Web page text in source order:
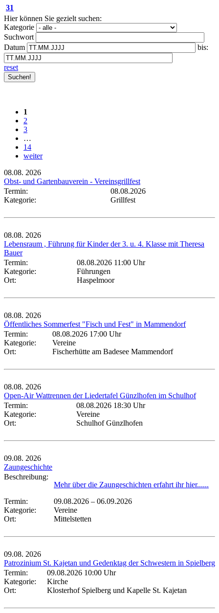
31
Hier können Sie gezielt suchen:
Kategorie
Suchwort
Datum
bis:
reset
1
2
3
…
14
weiter
08.08. 2026
Obst- und Gartenbauverein - Vereinsgrillfest
Termin:
08.08.2026
Kategorie:
Grillfest
08.08. 2026
Lebensraum , Führung für Kinder der 3. u. 4. Klasse mit Theresa
Bauer
Termin:
08.08.2026 11:00 Uhr
Kategorie:
Führungen
Ort:
Haspelmoor
08.08. 2026
Öffentliches Sommerfest "Fisch und Fest" in Mammendorf
Termin:
08.08.2026 17:00 Uhr
Kategorie:
Vereine
Ort:
Fischerhütte am Badesee Mammendorf
08.08. 2026
Open-Air Wattrennen der Liedertafel Günzlhofen im Schulhof
Termin:
08.08.2026 18:30 Uhr
Kategorie:
Vereine
Ort:
Schulhof Günzlhofen
09.08. 2026
Zaungeschichte
Beschreibung:
Mehr über die Zaungeschichten erfahrt ihr hier......
Termin:
09.08.2026 – 06.09.2026
Kategorie:
Vereine
Ort:
Mittelstetten
09.08. 2026
Patrozinium St. Kajetan und Gedenktag der Schwestern in Spielberg
Termin:
09.08.2026 10:00 Uhr
Kategorie:
Kirche
Ort:
Klosterhof Spielberg und Kapelle St. Kajetan